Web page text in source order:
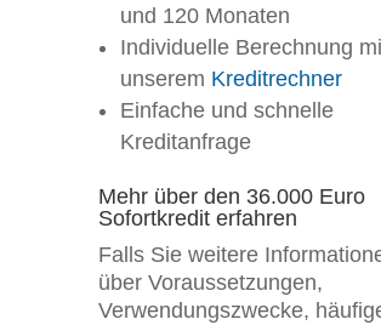
und 120 Monaten
Individuelle Berechnung
unserem Kreditrechner
Einfache und schnelle
Kreditanfrage
Mehr über den 36.000 Euro
Sofortkredit erfahren
Falls Sie weitere
über Voraussetzungen,
Verwendungszwecke,